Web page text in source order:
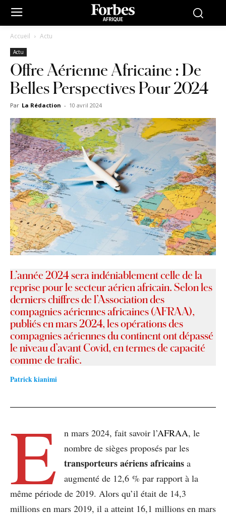
Accueil Actu
Actu
Offre Aérienne Africaine : De
Belles Perspectives Pour 2024
Par La Rédaction - 10 avril 2024
L’année 2024 sera indéniablement celle de la
reprise pour le secteur aérien africain. Selon les
derniers chiffres de l’Association des
compagnies aériennes africaines (AFRAA),
publiés en mars 2024, les opérations des
compagnies aériennes du continent ont dépassé
le niveau d’avant Covid, en termes de capacité
comme de trafic.
Patrick kianimi
E n mars 2024, fait savoir l’AFRAA, le
nombre de sièges proposés par les
transporteurs aériens africainsa
augmenté de 12,6 % par rapport à la
même période de 2019. Alors qu’il était de 14,3
millions en mars 2019, il a atteint 16,1 millions en mars